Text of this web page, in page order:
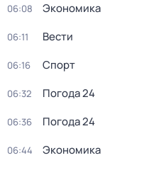
06:08 Экономика
06:11 Вести
06:16 Спорт
06:32 Погода 24
06:36 Погода 24
06:44 Экономика